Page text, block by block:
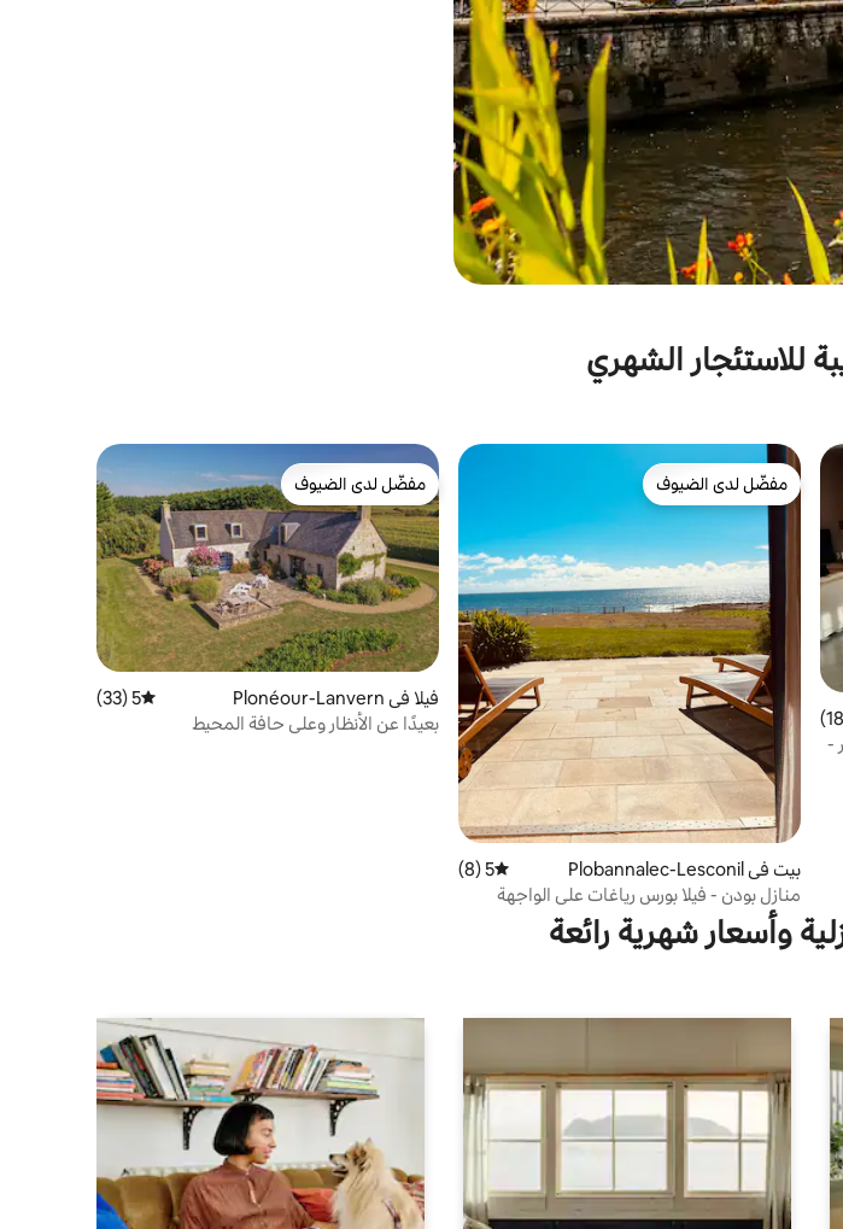
للاستئجار الشهري
5 من 5، 18 مراجعات
-
مفضّل لدى الضيوف
مفضّل لدى الضيوف
بيت في Plobannalec-Lesconil متوسط التقييم 5 من 5، 8 مراجعات
5 (8)
منازل بودن - فيلا بورس رياغات على الواجهة
البحرية
مفضّل لدى الضيوف
مفضّل لدى الضيوف
فيلا في Plonéour-Lanvern متوسط التقييم 5 من 5، 33 مراجعات
5 (33)
بعيدًا عن الأنظار وعلى حافة المحيط
وأسعار شهرية رائعة